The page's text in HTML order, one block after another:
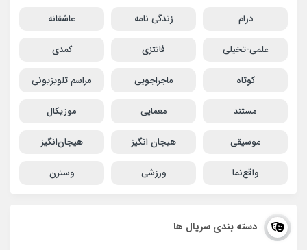
درام زندگی نامه عاشقانه
علمی-تخیلی فانتزی کمدی
کوتاه ماجراجویی مراسم تلویزیونی
مستند معمایی موزیکال
موسیقی هیجان انگیز هیجان‌انگیز
واقع‌نما ورزشی وسترن
دسته بندی سریال ها